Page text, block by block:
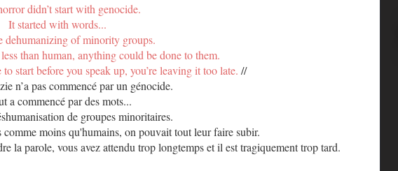
didn’t start with genocide.
It started with words...
dehumanizing of minority groups.
than human, anything could be done to them.
start before you speak up, you’re leaving it too late. //
n’a pas commencé par un génocide.
a commencé par des mots...
de groupes minoritaires.
moins qu'humains, on pouvait tout leur faire subir.
la parole, vous avez attendu trop longtemps et il est tragiquement trop tard.